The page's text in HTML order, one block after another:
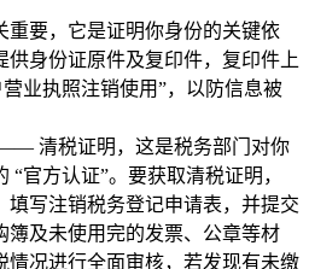
重要，它是证明你身份的关键依
身份证原件及复印件，复印件上
业执照注销使用”，以防信息被
清税证明，这是税务部门对你
官方认证”。要获取清税证明，
填写注销税务登记申请表，并提交
簿及未使用完的发票、公章等材
情况进行全面审核，若发现有未缴